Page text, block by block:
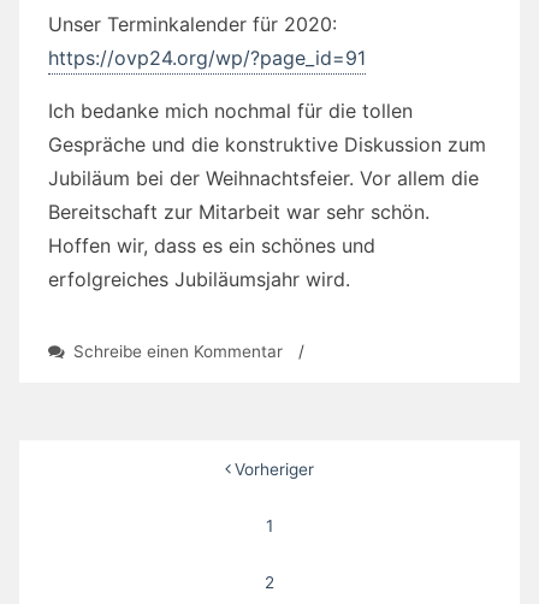
Unser Terminkalender für 2020:
https://ovp24.org/wp/?page_id=91
Ich bedanke mich nochmal für die tollen
Gespräche und die konstruktive Diskussion zum
Jubiläum bei der Weihnachtsfeier. Vor allem die
Bereitschaft zur Mitarbeit war sehr schön.
Hoffen wir, dass es ein schönes und
erfolgreiches Jubiläumsjahr wird.
Schreibe einen Kommentarzu
OV-
/
Seitennummerierung
Vorheriger
1
2